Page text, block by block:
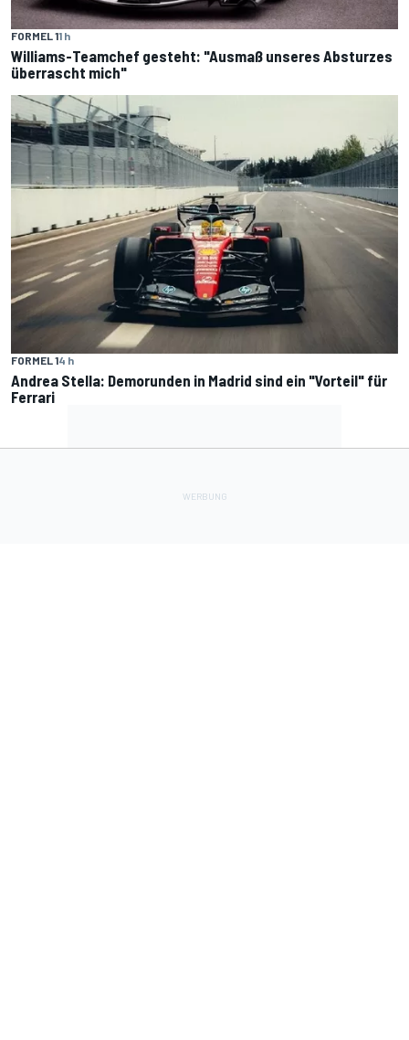
FORMEL 11 h
Williams-Teamchef gesteht: "Ausmaß unseres Absturzes
überrascht mich"
FORMEL 14 h
Andrea Stella: Demorunden in Madrid sind ein "Vorteil" für
Ferrari